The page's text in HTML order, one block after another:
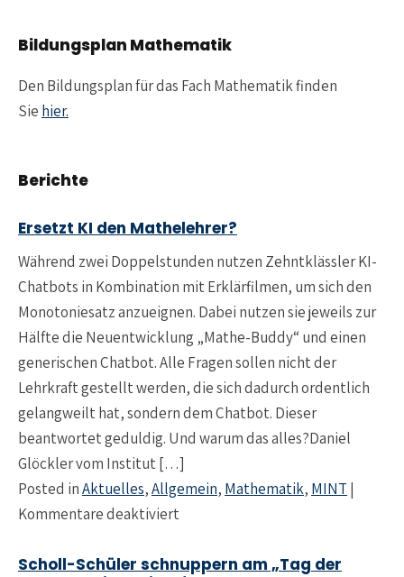
Bildungsplan Mathematik
Den Bildungsplan für das Fach Mathematik finden
Sie hier.
Berichte
Ersetzt KI den Mathelehrer?
Während zwei Doppelstunden nutzen Zehntklässler KI-
Chatbots in Kombination mit Erklärfilmen, um sich den
Monotoniesatz anzueignen. Dabei nutzen sie jeweils zur
Hälfte die Neuentwicklung „Mathe-Buddy“ und einen
generischen Chatbot. Alle Fragen sollen nicht der
Lehrkraft gestellt werden, die sich dadurch ordentlich
gelangweilt hat, sondern dem Chatbot. Dieser
beantwortet geduldig. Und warum das alles?Daniel
Glöckler vom Institut […]
Posted inAktuelles,Allgemein, Mathematik, MINT |
Kommentare deaktiviert
Scholl-Schüler schnuppern am „Tag der